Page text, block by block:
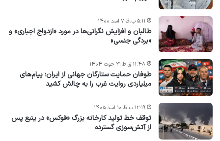
طالبان و افزایش نگرانی‌ها در مورد «ازدواج اجباری» و
«بردگی جنسی»
۵:۱۱ ب.ظ ۷ اسد ۱۴۰۰
طوفان حمایت ستارگان جهانی از ایران؛ پیام‌های
میلیاردی روایت غرب را به چالش کشید
۱۱:۴۸ ق.ظ ۲۱ حوت ۱۴۰۴
توقف خط تولید کارخانه بزرگ «فوکس» در ینبع پس
از آتش‌سوزی گسترده
۱۲:۱۹ ب.ظ ۱۰ اسد ۱۴۰۵